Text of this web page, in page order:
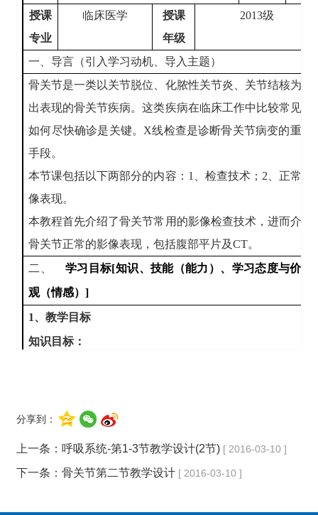
授课
专业
临床医学
授课
年级
2013级
一、导言（引入学习动机、导入主题）
骨关节是一类以关节脱位、化脓性关节炎、关节结核为突
出表现的骨关节疾病。这类疾病在临床工作中比较常见，
如何尽快确诊是关键。 X线检查是诊断骨关节病变的重要
手段。
本节课包括以下两部分的内容： 1 、检查技术； 2 、正常影
像表现。
本教程首先介绍了骨关节常用的影像检查技术，进而介绍
骨关节正常的影像表现，包括腹部平片及CT。
二、
学习目标[知识、技能（能力）、学习态度与价值
观（情感）]
1、教学目标
知识目标：
技能目标：
同时引导学生养成良好的临床思维方法，学会理论联系实
（3）
通过各种骨关节正常影像学表现，找出其异同，
分享到：
上一条： 呼吸系统-第1-3节教学设计(2节) [ 2016-03-10 ]
下一条： 骨关节第二节教学设计 [ 2016-03-10 ]